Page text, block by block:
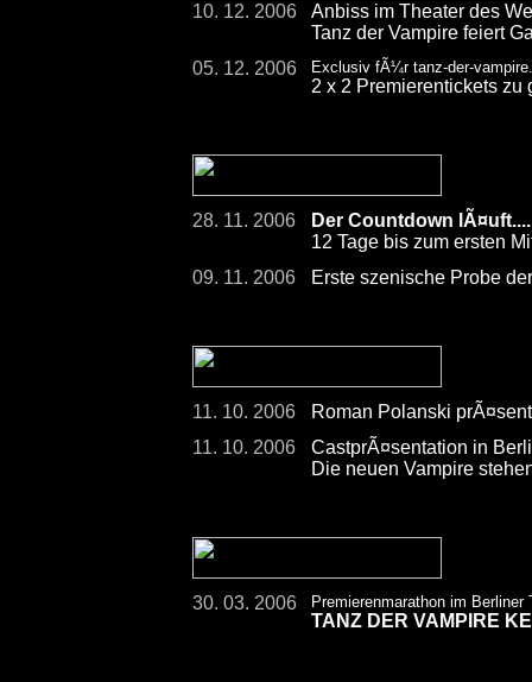
10. 12. 2006
Anbiss im Theater des
Tanz der Vampire feiert
05. 12. 2006
Exclusiv fÃ¼r tanz-der-
2 x 2 Premierentickets zu
28. 11. 2006
Der Countdown
12 Tage bis zum ersten
09. 11. 2006
Erste szenische Probe
11. 10. 2006
Roman Polanski
11. 10. 2006
CastprÃ¤sentation in
Die neuen Vampire
30. 03. 2006 Premierenmarathon im
TANZ DER VAMPIRE